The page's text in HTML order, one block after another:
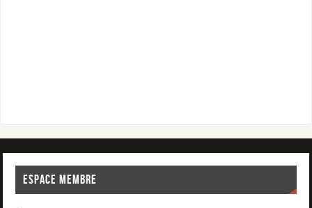
ESPACE MEMBRE